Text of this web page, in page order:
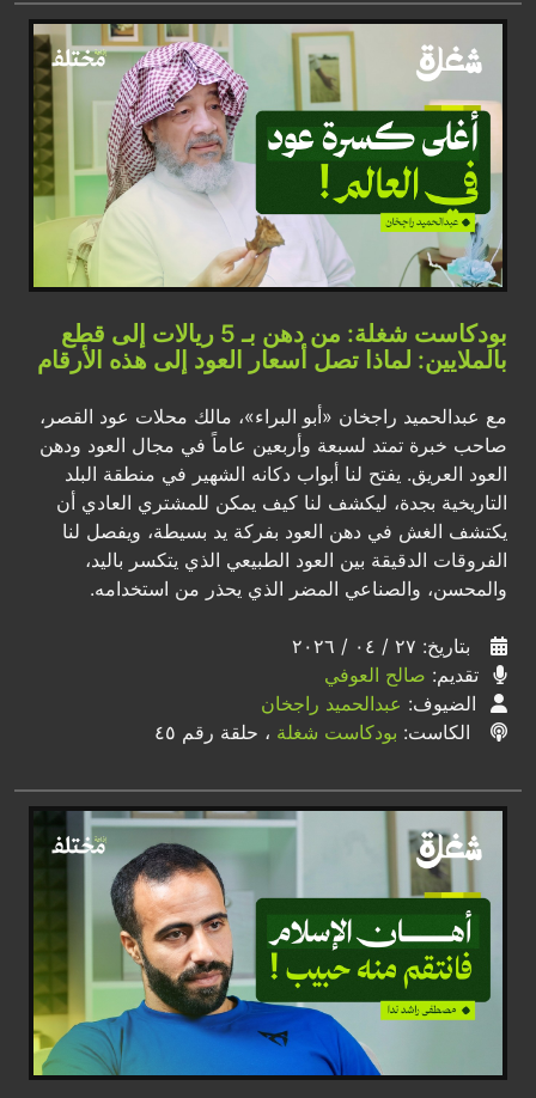
بودكاست شغلة: من دهن بـ 5 ريالات إلى قطع
بالملايين: لماذا تصل أسعار العود إلى هذه الأرقام
مع عبدالحميد راجخان «أبو البراء»، مالك محلات عود القصر،
صاحب خبرة تمتد لسبعة وأربعين عاماً في مجال العود ودهن
العود العريق. يفتح لنا أبواب دكانه الشهير في منطقة البلد
التاريخية بجدة، ليكشف لنا كيف يمكن للمشتري العادي أن
يكتشف الغش في دهن العود بفركة يد بسيطة، ويفصل لنا
الفروقات الدقيقة بين العود الطبيعي الذي يتكسر باليد،
والمحسن، والصناعي المضر الذي يحذر من استخدامه.
بتاريخ: ٢٧ / ٠٤ / ٢٠٢٦
تقديم: صالح العوفي
الضيوف: عبدالحميد راجخان
الكاست: بودكاست شغلة ، حلقة رقم ٤٥